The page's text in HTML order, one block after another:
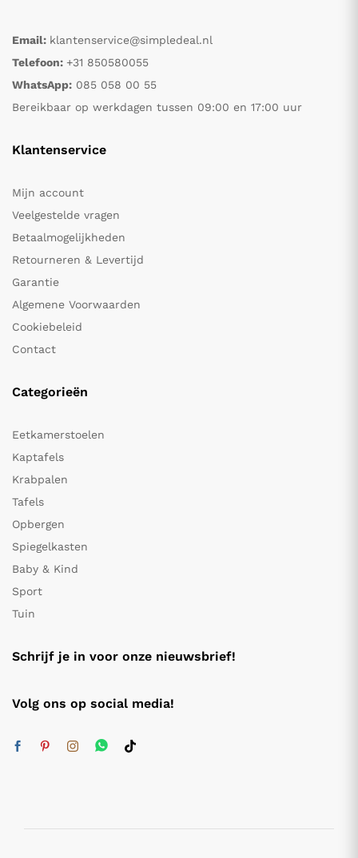
Email: klantenservice@simpledeal.nl
Telefoon: +31 850580055
WhatsApp: 085 058 00 55
Bereikbaar op werkdagen tussen 09:00 en 17:00 uur
Klantenservice
Mijn account
Veelgestelde vragen
Betaalmogelijkheden
Retourneren & Levertijd
Garantie
Algemene Voorwaarden
Cookiebeleid
Contact
Categorieën
Eetkamerstoelen
Kaptafels
Krabpalen
Tafels
Opbergen
Spiegelkasten
Baby & Kind
Sport
Tuin
Schrijf je in voor onze nieuwsbrief!
Volg ons op social media!